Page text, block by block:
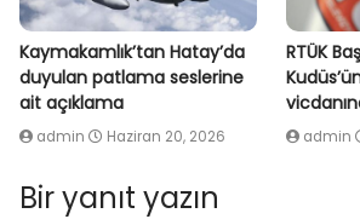
Kaymakamlık’tan Hatay’da
duyulan patlama seslerine
ait açıklama
admin Haziran 20, 2026
RTÜK
admin
Bir yanıt yazın